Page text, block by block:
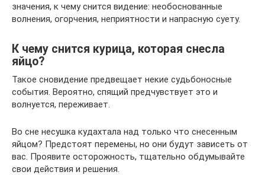
значения, к чему снится видение: необоснованные
волнения, огорчения, неприятности и напрасную суету.
К чему снится курица, которая снесла
яйцо?
Такое сновидение предвещает некие судьбоносные
события. Вероятно, спящий предчувствует это и
волнуется, переживает.
Во сне несушка кудахтала над только что снесенным
яйцом? Предстоят перемены, но они будут зависеть от
вас. Проявите осторожность, тщательно обдумывайте
свои действия и решения.